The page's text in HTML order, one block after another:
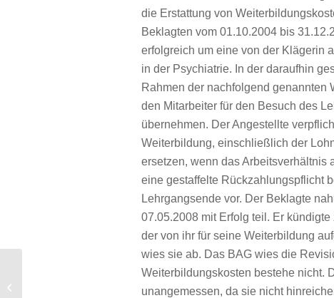
die Erstattung von
Beklagten vom 01.10.2004 bis
erfolgreich um eine von der Klägerin
in der Psychiatrie. In der daraufhin
Rahmen der nachfolgend genannten
den Mitarbeiter für den Besuch des
übernehmen. Der Angestellte
Weiterbildung, einschließlich der
ersetzen, wenn das
eine gestaffelte Rückzahlungspflicht
Lehrgangsende vor. Der Beklagte
07.05.2008 mit Erfolg teil. Er
der von ihr für seine Weiterbildung
wies sie ab. Das BAG wies die
Weiterbildungskosten bestehe nicht.
unangemessen, da sie nicht
Pflichtverletzung durch wiederholte